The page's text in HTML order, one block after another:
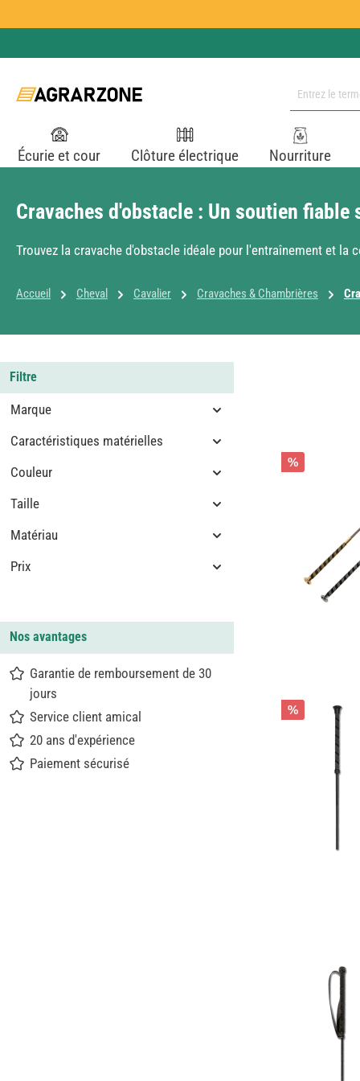
Écurie et cour Clôture électrique Nourriture
Cravaches d'obstacle : Un soutien fiable
Trouvez la cravache d'obstacle idéale pour l'entraînement et
Accueil Cheval Cavalier Cravaches & Chambrières
Filtre
Marque
Caractéristiques matérielles
Couleur
Taille
Matériau
Prix
Nos avantages
Garantie de remboursement de 30
jours
Service client amical
20 ans d'expérience
Paiement sécurisé
%
%